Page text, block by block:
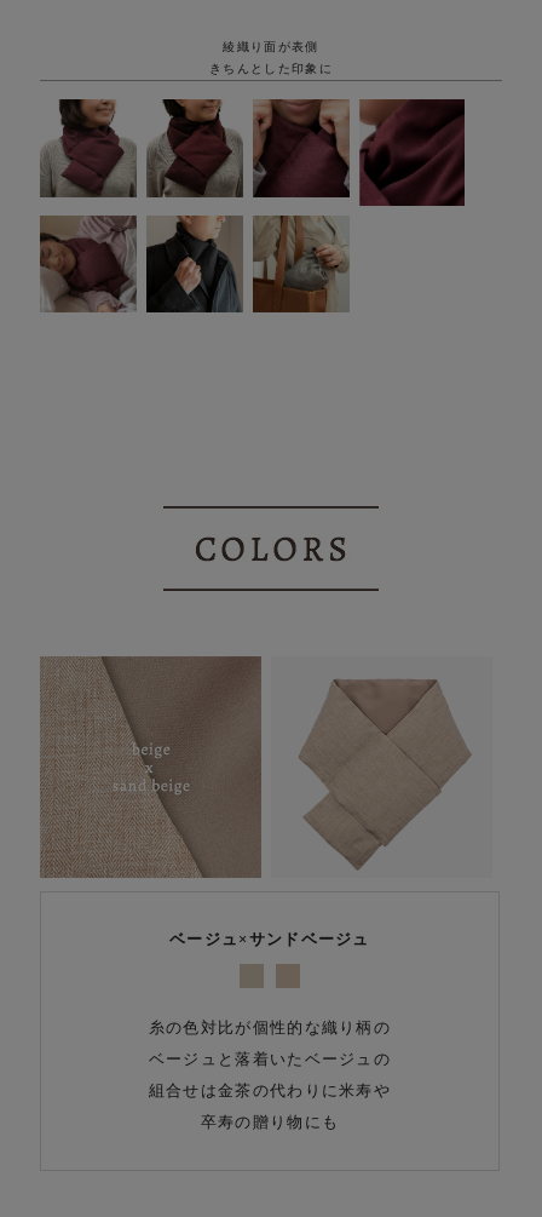
綾織り面が表側
きちんとした印象に
ベージュ×サンドベージュ
糸の色対比が個性的な織り柄の
ベージュと落着いたベージュの
組合せは金茶の代わりに米寿や
卒寿の贈り物にも